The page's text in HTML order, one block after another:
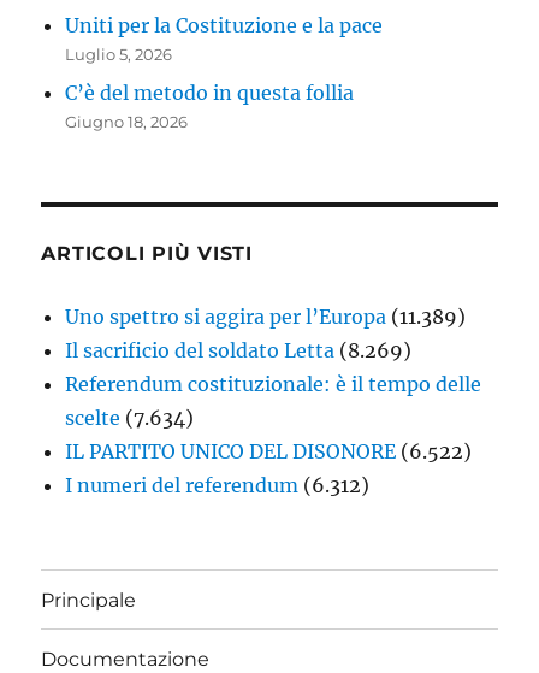
Uniti per la Costituzione e la pace
Luglio 5, 2026
C’è del metodo in questa follia
Giugno 18, 2026
ARTICOLI PIÙ VISTI
Uno spettro si aggira per l’Europa (11.389)
Il sacrificio del soldato Letta (8.269)
Referendum costituzionale: è il tempo delle
scelte (7.634)
IL PARTITO UNICO DEL DISONORE (6.522)
I numeri del referendum (6.312)
Principale
Documentazione